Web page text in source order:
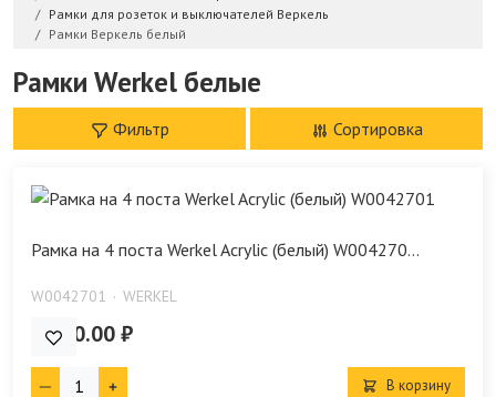
Рамки для розеток и выключателей Веркель
Рамки Веркель белый
Рамки Werkel белые
Фильтр Сортировка
Рамка на 4 поста Werkel Acrylic (белый) W004270...
W0042701 WERKEL
2 130.00 ₽
В корзину